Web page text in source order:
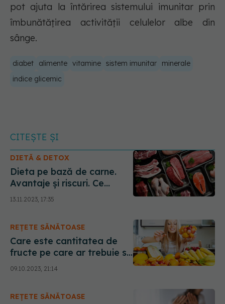
pot ajuta la întărirea sistemului imunitar prin
îmbunătățirea activității celulelor albe din
sânge.
diabet alimente vitamine sistem imunitar
minerale
indice glicemic
CITEȘTE ȘI
DIETĂ & DETOX
Dieta pe bază de carne.
Avantaje și riscuri. Ce
deficiențe apar pe termen
13.11.2023, 17:35
REȚETE SĂNĂTOASE
Care este cantitatea de
fructe pe care ar trebuie să
o consumi. Mihaela Bilic:
Pot fi dușmanul din umbră
09.10.2023, 21:14
REȚETE SĂNĂTOASE